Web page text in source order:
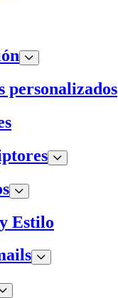
personalizados
Estilo